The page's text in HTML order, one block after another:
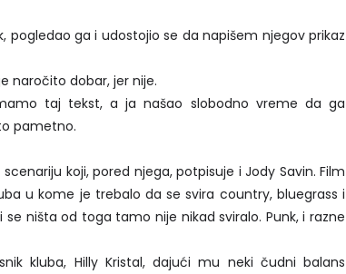
pogledao ga i udostojio se da napišem njegov prikaz
naročito dobar, jer nije.
taj tekst, a ja našao slobodno vreme da ga
pametno.
koji, pored njega, potpisuje i Jody Savin. Film
u kome je trebalo da se svira country, bluegrass i
se ništa od toga tamo nije nikad sviralo. Punk, i razne
kluba, Hilly Kristal, dajući mu neki čudni balans